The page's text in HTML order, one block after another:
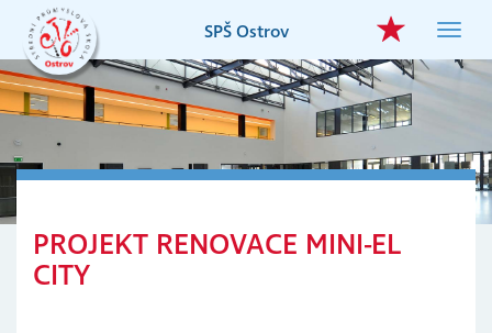
Přejít
hlavnímu
obsahu
SPŠ Ostrov
PROJEKT RENOVACE MINI-EL
CITY